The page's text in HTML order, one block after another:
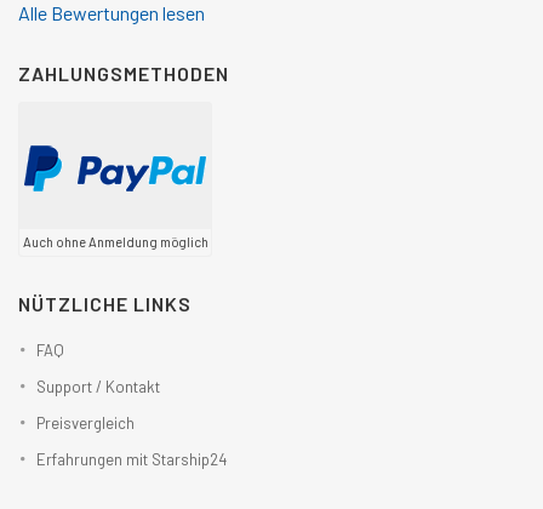
Alle Bewertungen lesen
ZAHLUNGSMETHODEN
Auch ohne Anmeldung möglich
NÜTZLICHE LINKS
FAQ
Support / Kontakt
Preisvergleich
Erfahrungen mit Starship24